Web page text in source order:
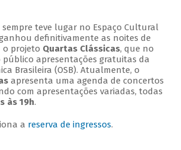
teve lugar no Espaço Cultural
ganhou definitivamente as noites de
o projeto Quartas Clássicas, que no
público apresentações gratuitas da
Brasileira (OSB). Atualmente, o
apresenta uma agenda de concertos
com apresentações variadas, todas
às 19h.
a reserva de ingressos.